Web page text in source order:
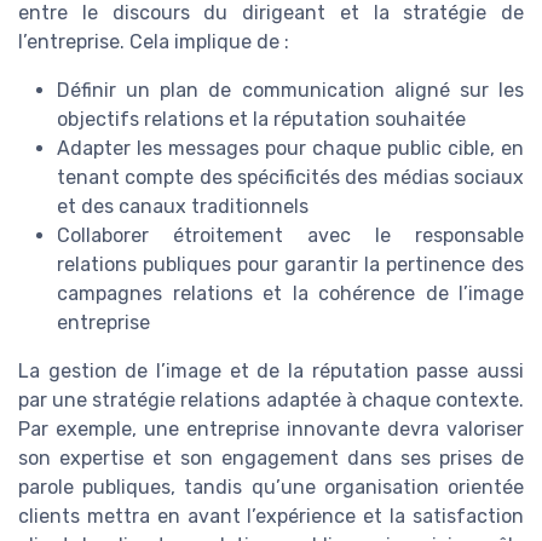
entre le discours du dirigeant et la stratégie de
l’entreprise. Cela implique de :
Définir un plan de communication aligné sur les
objectifs relations et la réputation souhaitée
Adapter les messages pour chaque public cible, en
tenant compte des spécificités des médias sociaux
et des canaux traditionnels
Collaborer étroitement avec le responsable
relations publiques pour garantir la pertinence des
campagnes relations et la cohérence de l’image
entreprise
La gestion de l’image et de la réputation passe aussi
par une stratégie relations adaptée à chaque contexte.
Par exemple, une entreprise innovante devra valoriser
son expertise et son engagement dans ses prises de
parole publiques, tandis qu’une organisation orientée
clients mettra en avant l’expérience et la satisfaction